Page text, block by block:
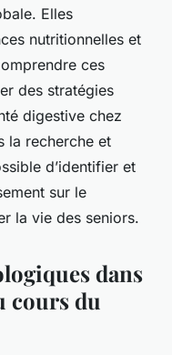
Elles
nutritionnelles et
ces
des stratégies
digestive chez
la recherche et
d’identifier et
sur le
la vie des seniors.
dans
cours du